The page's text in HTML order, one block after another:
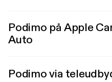
Podimo på Apple
Auto
Podimo via